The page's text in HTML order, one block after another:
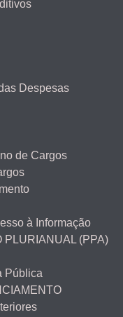
Despesas
de Cargos
à Informação
PLURIANUAL (PPA)
Pública